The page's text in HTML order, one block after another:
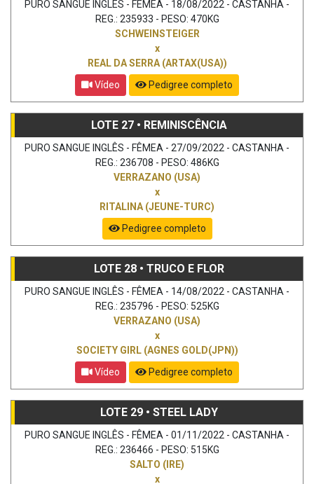
PURO SANGUE INGLÊS - FÊMEA - 18/08/2022 - CASTANHA -
REG.: 235933 - PESO: 470KG
SCHWEINSTEIGER
x
REAL DA SERRA (ARTAX(USA))
Vídeo
Pedigree completo
LOTE 27 • REMINISCÊNCIA
PURO SANGUE INGLÊS - FÊMEA - 27/09/2022 - CASTANHA -
REG.: 236708 - PESO: 486KG
VERRAZANO (USA)
x
RITALINA (JEUNE-TURC)
Pedigree completo
LOTE 28 • TRUCO E FLOR
PURO SANGUE INGLÊS - FÊMEA - 14/08/2022 - CASTANHA -
REG.: 235796 - PESO: 525KG
VERRAZANO (USA)
x
SOCIETY GIRL (AGNES GOLD(JPN))
Vídeo
Pedigree completo
LOTE 29 • STEEL LADY
PURO SANGUE INGLÊS - FÊMEA - 01/11/2022 - CASTANHA -
REG.: 236466 - PESO: 515KG
SALTO (IRE)
x